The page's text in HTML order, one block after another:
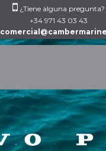
¿Tiene alguna pregunta?
+34 971 43 03 43